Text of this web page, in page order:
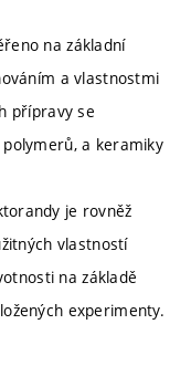
na základní
a vlastnostmi
přípravy se
a keramiky
je rovněž
vlastností
na základě
experimenty.